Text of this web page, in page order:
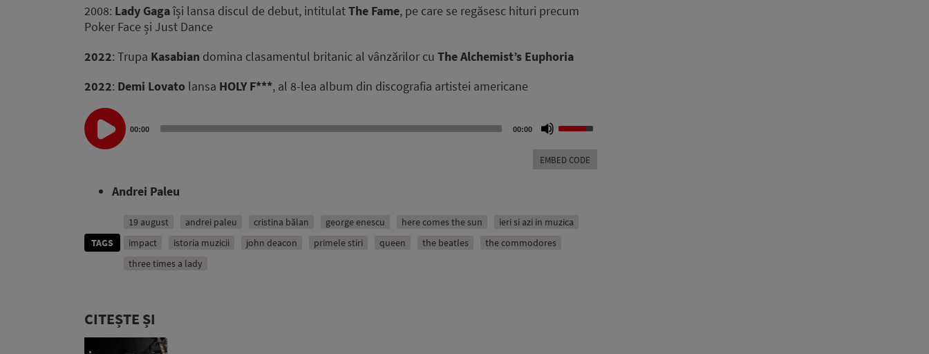
2008: Lady Gagaîși lansa discul de debut, intitulatThe Fame, pe care se regăsesc hituri precum
Poker Face și Just Dance
2022: Trupa Kasabian domina clasamentul britanic al vânzărilor cu The Alchemist’s Euphoria
2022: Demi Lovato lansa HOLY F***, al 8-lea album din discografia artistei americane
Audio
Player
00:00 00:00
Up/Down
keys
decrease
EMBED CODE
Andrei Paleu
TAGS
19 august andrei paleu cristina bălan george enescu here comes the sun
ieri si azi in muzica
impact
istoria muzicii john deacon primele stiri queen the beatles
the commodores
three times a lady
CITEȘTE ȘI